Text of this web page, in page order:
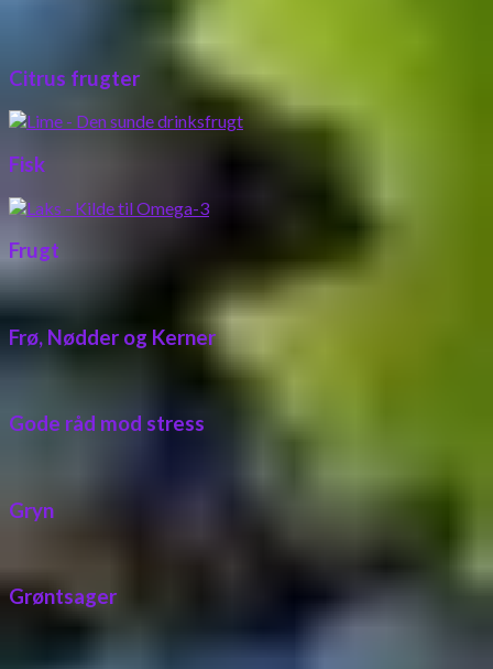
Citrus frugter
Fisk
Frugt
Frø, Nødder og Kerner
Gode råd mod stress
Gryn
Grøntsager